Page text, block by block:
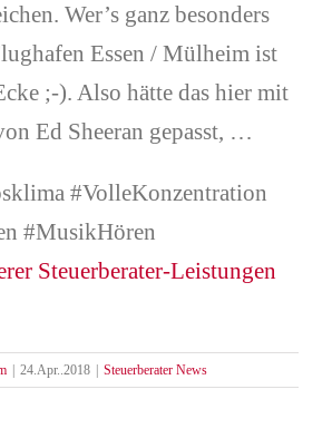
Wer’s ganz besonders
Essen / Mülheim ist
;-). Also hätte das hier mit
Ed Sheeran gepasst, …
#VolleKonzentration
#MusikHören
Steuerberater-Leistungen
24.Apr..2018 Steuerberater News